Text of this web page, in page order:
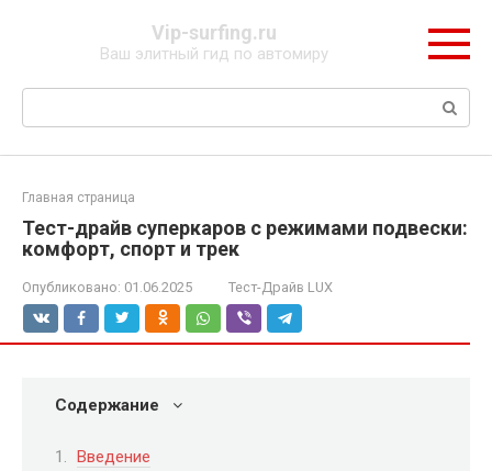
Vip-surfing.ru
Ваш элитный гид по автомиру
Поиск:
Главная страница
Тест-драйв суперкаров с режимами подвески:
комфорт, спорт и трек
Опубликовано: 01.06.2025 Тест-Драйв LUX
Содержание
Введение